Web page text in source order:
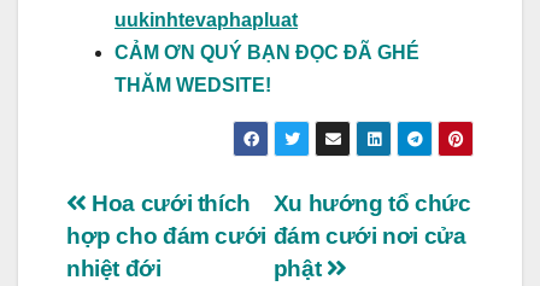
uukinhtevaphapluat
CẢM ƠN QUÝ BẠN ĐỌC ĐÃ GHÉ
THĂM WEDSITE!
Điều
hướng
Xu hướng tổ chức
đám cưới nơi cửa
phật
Hoa cưới thích
hợp cho đám cưới
nhiệt đới